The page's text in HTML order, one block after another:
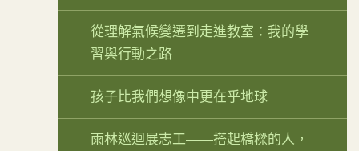
從理解氣候變遷到走進教室：我的學
習與行動之路
孩子比我們想像中更在乎地球
雨林巡迴展志工——搭起橋樑的人，